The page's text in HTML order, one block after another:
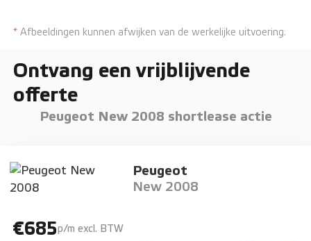
* Afbeeldingen kunnen afwijken van de werkelijke uitvoering.
Ontvang een vrijblijvende
offerte
Peugeot New 2008 shortlease actie
Peugeot
New 2008
€685p/m excl. BTW